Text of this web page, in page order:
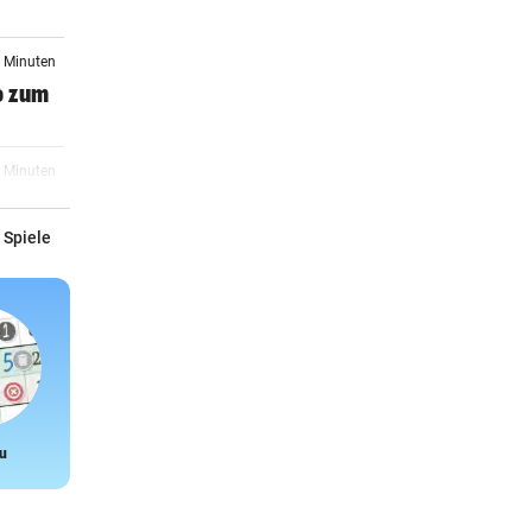
Minuten
zum
Minuten
12:23
12:21